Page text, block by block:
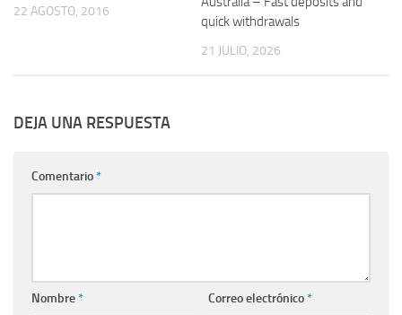
22 AGOSTO, 2016
quick withdrawals
21 JULIO, 2026
DEJA UNA RESPUESTA
Comentario*
Nombre* Correo electrónico*